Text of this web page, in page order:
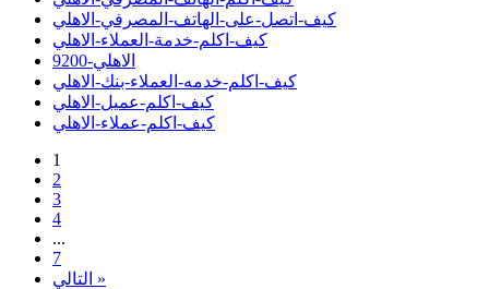
كيف-اتصل-على-الهاتف-المصرفي-الاهلي
كيف-اكلم-خدمة-العملاء-الاهلي
الاهلي-9200
كيف-اكلم-خدمه-العملاء-بنك-الاهلي
كيف-اكلم-عميل-الاهلي
كيف-اكلم-عملاء-الاهلي
1
2
3
4
...
7
التالي »